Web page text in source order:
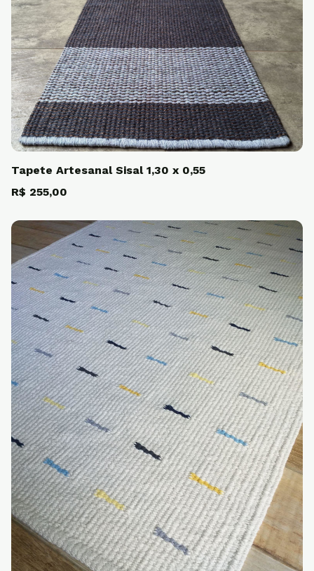
Tapete Artesanal Sisal 1,30 x 0,55
R$ 255,00